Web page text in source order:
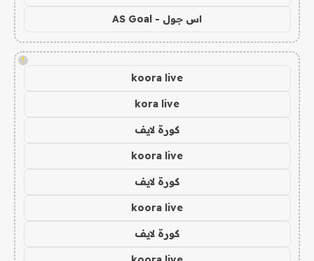
اس جول - AS Goal
!
koora live
kora live
كورة لايف
koora live
كورة لايف
koora live
كورة لايف